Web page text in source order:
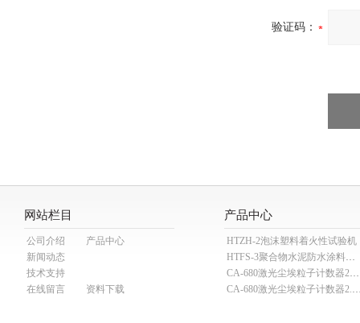
验证码：
网站栏目
公司介绍
产品中心
新闻动态
技术支持
在线留言
资料下载
产品中心
HTZH-2泡沫塑料着火性试验机
HTFS-3聚合物水泥防水涂料分散机
CA-680激光尘埃粒子计数器28.3L
CA-680激光尘埃粒子